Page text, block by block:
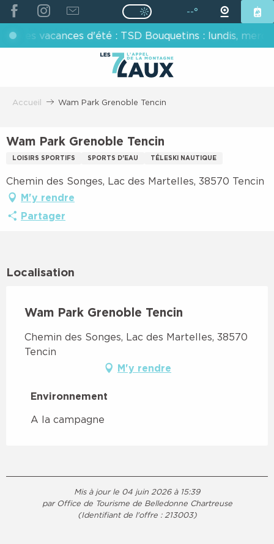
ALLER
AU
CONTENU
PRINCIPAL
Page D’accueil Actuelle Été :
Page D’accueil Actuelle
vacances d'été : TSD Bouquetins : lundis,
--°
Accueil Wam Park Grenoble Tencin
Wam Park Grenoble Tencin
LOISIRS SPORTIFS SPORTS D'EAU TÉLESKI NAUTIQUE
Chemin des Songes, Lac des Martelles, 38570 Tencin
M'y rendre
Partager
Localisation
Wam Park Grenoble Tencin
Chemin des Songes, Lac des Martelles, 38570
Tencin
M'y rendre
Environnement
Environnement
A la campagne
Mis à jour le 04 juin 2026 à 15:39
par Office de Tourisme de Belledonne Chartreuse
(Identifiant de l'offre : 213003)